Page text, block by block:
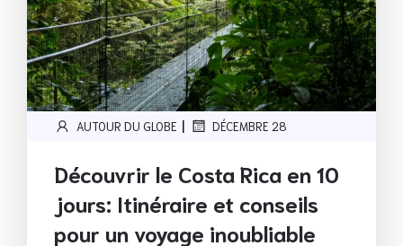
AUTOUR DU GLOBE | DÉCEMBRE 28
Découvrir le Costa Rica en 10
jours: Itinéraire et conseils
pour un voyage inoubliable